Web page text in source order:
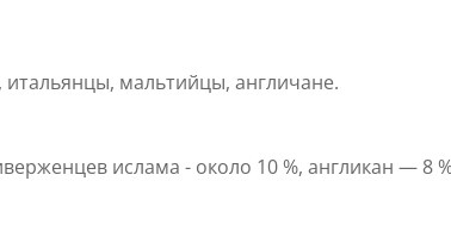
мальтийцы, англичане.
ислама - около 10 %, англикан — 8